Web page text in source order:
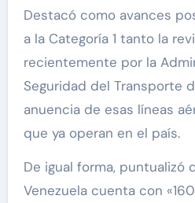
Destacó como avances
a la Categoría 1 tanto la
recientemente por la
Seguridad del Transporte
anuencia de esas líneas
que ya operan en el país.
De igual forma, puntualizó
Venezuela cuenta con